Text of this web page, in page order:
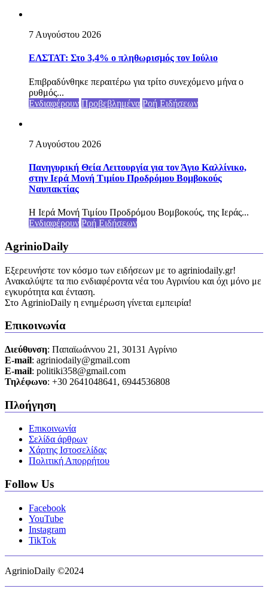
7 Αυγούστου 2026
ΕΛΣΤΑΤ: Στο 3,4% ο πληθωρισμός τον Ιούλιο
Επιβραδύνθηκε περαιτέρω για τρίτο συνεχόμενο μήνα ο
ρυθμός...
Ενδιαφέρουν Προβεβλημένα Ροή Ειδήσεων
7 Αυγούστου 2026
Πανηγυρική Θεία Λειτουργία για τον Άγιο Καλλίνικο,
στην Ιερά Μονή Τιμίου Προδρόμου Βομβοκούς
Ναυπακτίας
Η Ιερά Μονή Τιμίου Προδρόμου Βομβοκούς, της Ιεράς...
Ενδιαφέρουν Ροή Ειδήσεων
AgrinioDaily
Εξερευνήστε τον κόσμο των ειδήσεων με το agriniodaily.gr!
Ανακαλύψτε τα πιο ενδιαφέροντα νέα του Αγρινίου και όχι μόνο με
εγκυρότητα και ένταση.
Στο AgrinioDaily η ενημέρωση γίνεται εμπειρία!
Επικοινωνία
Διεύθυνση: Παπαϊωάννου 21, 30131 Αγρίνιο
Ε-mail: agriniodaily@gmail.com
Ε-mail: politiki358@gmail.com
Τηλέφωνο: +30 2641048641, 6944536808
Πλοήγηση
Επικοινωνία
Σελίδα άρθρων
Χάρτης Ιστοσελίδας
Πολιτική Απορρήτου
Follow Us
Facebook
YouTube
Instagram
TikTok
AgrinioDaily ©2024